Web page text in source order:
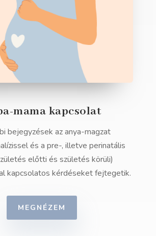
mama kapcsolat
bejegyzések az anya-magzat
és a pre-, illetve perinatális
előtti és születés körüli)
kapcsolatos kérdéseket fejtegetik.
MEGNÉZEM